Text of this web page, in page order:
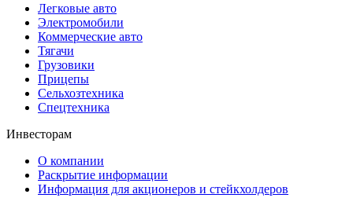
Легковые авто
Электромобили
Коммерческие авто
Тягачи
Грузовики
Прицепы
Сельхозтехника
Спецтехника
Инвесторам
О компании
Раскрытие информации
Информация для акционеров и стейкхолдеров